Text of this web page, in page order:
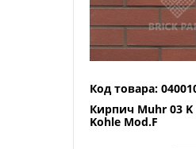
Код товара:
Кирпич Muhr 03
Kohle Mod.F